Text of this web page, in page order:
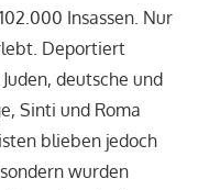
Insassen. Nur
Deportiert
deutsche und
Sinti und Roma
blieben jedoch
wurden